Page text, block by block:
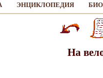
ЭНЦИКЛОПЕДИЯ
На